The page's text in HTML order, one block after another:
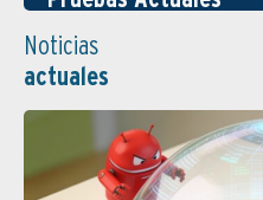
Noticias
actuales